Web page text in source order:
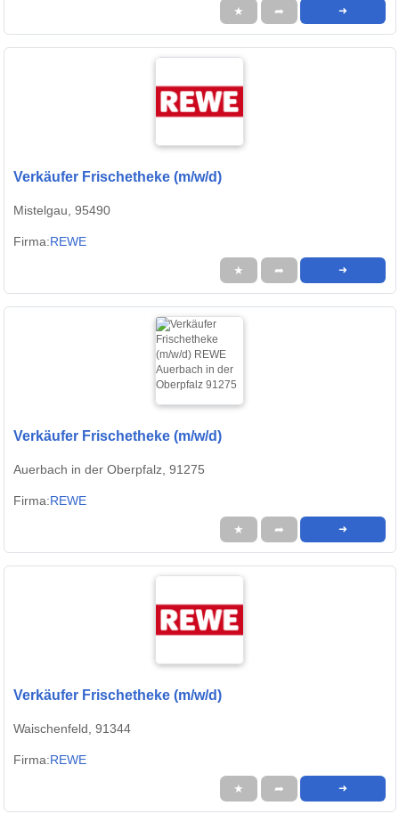
★ ➦ ➜
Verkäufer Frischetheke (m/w/d)
Mistelgau, 95490
Firma:REWE
★ ➦ ➜
Verkäufer Frischetheke (m/w/d)
Auerbach in der Oberpfalz, 91275
Firma:REWE
★ ➦ ➜
Verkäufer Frischetheke (m/w/d)
Waischenfeld, 91344
Firma:REWE
★ ➦ ➜